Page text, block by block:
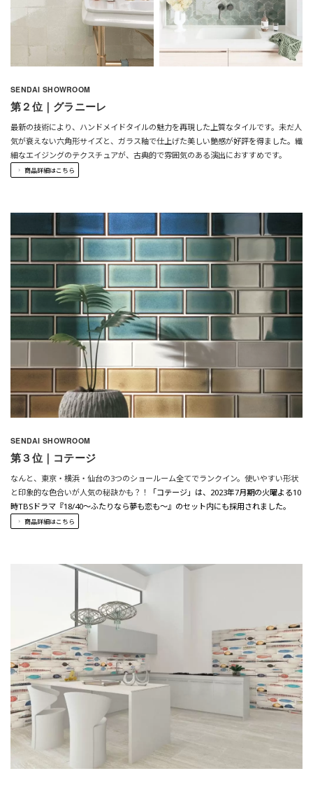
SENDAI SHOWROOM
第２位｜グラニーレ
最新の技術により、ハンドメイドタイルの魅力を再現した上質なタイルです。未だ人
気が衰えない六角形サイズと、ガラス釉で仕上げた美しい艶感が好評を得ました。 繊
細なエイジングのテクスチュアが、古典的で雰囲気のある演出におすすめです。
商品詳細はこちら
SENDAI SHOWROOM
第３位｜コテージ
なんと、東京・横浜・仙台の3つのショールーム全てでランクイン。使いやすい形状
と印象的な色合いが人気の秘訣かも？！
「コテージ」は、2023年7月期の火曜よる10
時TBSドラマ『18/40～ふたりなら夢も恋も～』のセット内にも採用されました。
商品詳細はこちら